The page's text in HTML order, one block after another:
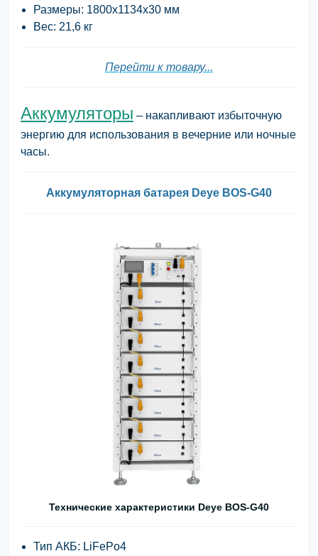
Размеры: 1800х1134х30 мм
Вес: 21,6 кг
Перейти к товару...
Аккумуляторы – накапливают избыточную
энергию для использования в вечерние или ночные
часы.
Аккумуляторная батарея Deye BOS-G40
Технические характеристики Deye BOS-G40
Тип АКБ: LiFePo4